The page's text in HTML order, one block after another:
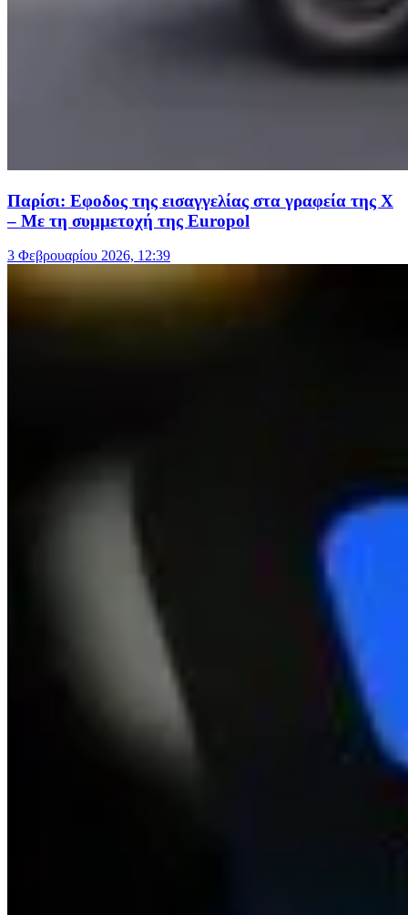
Παρίσι: Εφοδος της εισαγγελίας στα γραφεία της X
– Mε τη συμμετοχή της Europol
3 Φεβρουαρίου 2026, 12:39